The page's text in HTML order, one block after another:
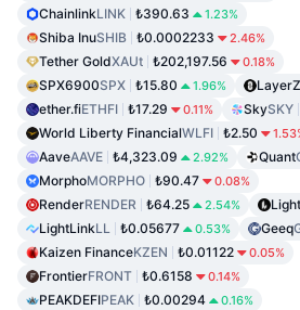
ChainlinkLINK ₺390.63 1.23%
Shiba InuSHIB ₺0.0002233 2.46%
Tether GoldXAUt ₺202,197.56 0.18%
SPX6900SPX ₺15.80 1.96%
ether.fiETHFI ₺17.29 0.11% SkySKY
World Liberty FinancialWLFI ₺2.50
AaveAAVE ₺4,323.09 2.92% Quant
MorphoMORPHO ₺90.47 0.08%
RenderRENDER ₺64.25 2.54%
LightLinkLL ₺0.05677 0.53% Geeq
Kaizen FinanceKZEN ₺0.01122 0.05%
FrontierFRONT ₺0.6158 0.14%
PEAKDEFIPEAK ₺0.00294 0.16%